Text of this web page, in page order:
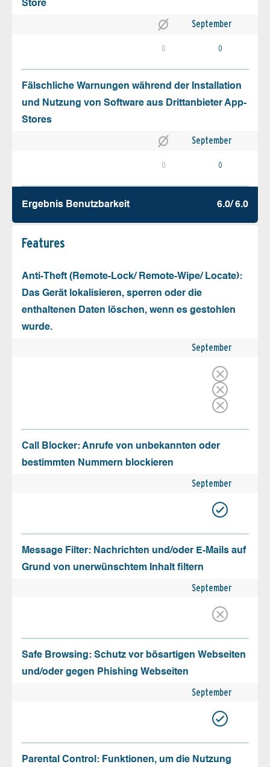
Store
September
0 0
Fälschliche Warnungen während der Installation
und Nutzung von Software aus Drittanbieter App-
Stores
September
0 0
Ergebnis Benutz­barkeit 6.0/ 6.0
Features
Anti-Theft (Remote-Lock/ Remote-Wipe/ Locate):
Das Gerät lokalisieren, sperren oder die
enthaltenen Daten löschen, wenn es gestohlen
wurde.
September
Call Blocker: Anrufe von unbekannten oder
bestimmten Nummern blockieren
September
Message Filter: Nachrichten und/oder E-Mails auf
Grund von unerwünschtem Inhalt filtern
September
Safe Browsing: Schutz vor bösartigen Webseiten
und/oder gegen Phishing Webseiten
September
Parental Control: Funktionen, um die Nutzung